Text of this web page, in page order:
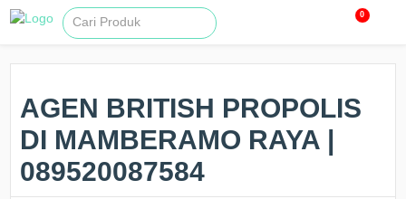
0
AGEN BRITISH PROPOLIS
DI MAMBERAMO RAYA |
089520087584